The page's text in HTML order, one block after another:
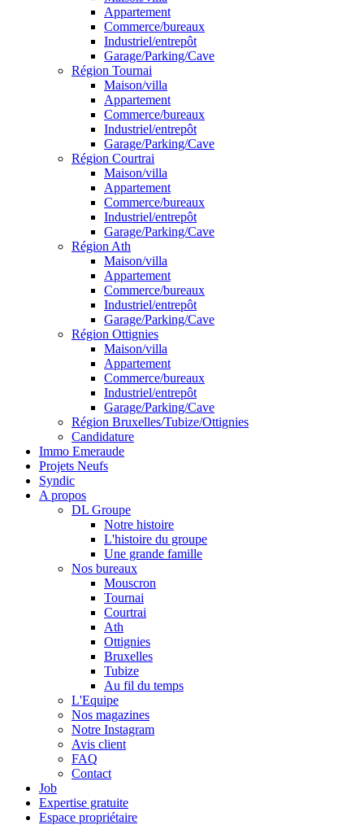
Appartement
Commerce/bureaux
Industriel/entrepôt
Garage/Parking/Cave
Région Tournai
Maison/villa
Appartement
Commerce/bureaux
Industriel/entrepôt
Garage/Parking/Cave
Région Courtrai
Maison/villa
Appartement
Commerce/bureaux
Industriel/entrepôt
Garage/Parking/Cave
Région Ath
Maison/villa
Appartement
Commerce/bureaux
Industriel/entrepôt
Garage/Parking/Cave
Région Ottignies
Maison/villa
Appartement
Commerce/bureaux
Industriel/entrepôt
Garage/Parking/Cave
Région Bruxelles/Tubize/Ottignies
Candidature
Immo Emeraude
Projets Neufs
Syndic
A propos
DL Groupe
Notre histoire
L'histoire du groupe
Une grande famille
Nos bureaux
Mouscron
Tournai
Courtrai
Ath
Ottignies
Bruxelles
Tubize
Au fil du temps
L'Equipe
Nos magazines
Notre Instagram
Avis client
FAQ
Contact
Job
Expertise gratuite
Espace propriétaire